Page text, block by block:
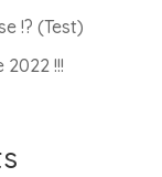
!? (Test)
!!!